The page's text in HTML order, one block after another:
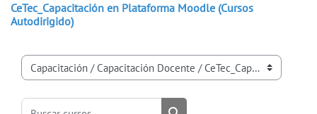
CeTec_Capacitación en Plataforma Moodle (Cursos
Autodirigido)
Categorías
Buscar cursos